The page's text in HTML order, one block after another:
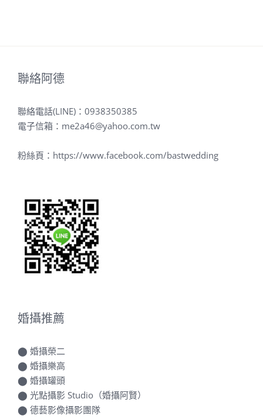
聯絡阿德
聯絡電話(LINE)： 0938350385
電子信箱： me2a46@yahoo.com.tw
粉絲頁： https://www.facebook.com/bastwedding
婚攝推薦
⬤ 婚攝榮二
⬤ 婚攝樂高
⬤ 婚攝罐頭
⬤ 光點攝影 Studio（婚攝阿賢）
⬤ 德藝影像攝影團隊